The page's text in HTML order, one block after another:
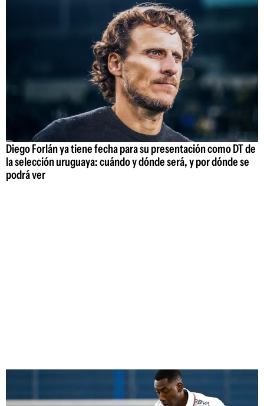
Diego Forlán ya tiene fecha para su presentación como DT de
la selección uruguaya: cuándo y dónde será, y por dónde se
podrá ver